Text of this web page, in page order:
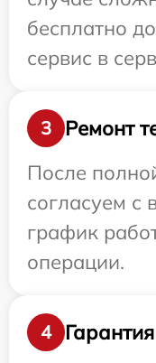
бесплатно
сервис в
3
Ремонт
После
согласуем с
график
операции.
4
Гарантия